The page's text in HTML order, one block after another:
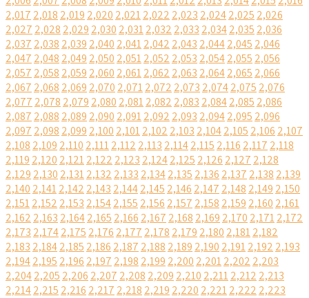
2,017 2,018 2,019 2,020 2,0212,022 2,023 2,0242,025 2,026
2,027 2,028 2,029 2,030 2,0312,032 2,033 2,0342,035 2,036
2,037 2,038 2,039 2,040 2,0412,042 2,043 2,0442,045 2,046
2,047 2,048 2,049 2,050 2,0512,052 2,053 2,0542,055 2,056
2,057 2,058 2,059 2,060 2,0612,062 2,063 2,0642,065 2,066
2,067 2,068 2,069 2,070 2,0712,072 2,073 2,0742,075 2,076
2,077 2,078 2,079 2,080 2,0812,082 2,083 2,0842,085 2,086
2,087 2,088 2,089 2,090 2,0912,092 2,093 2,0942,095 2,096
2,097 2,098 2,099 2,100 2,1012,102 2,103 2,1042,105 2,106 2,107
2,108 2,109 2,110 2,1112,112 2,113 2,1142,115 2,116 2,117 2,118
2,119 2,120 2,1212,122 2,123 2,1242,125 2,126 2,127 2,128
2,129 2,130 2,1312,132 2,133 2,1342,135 2,136 2,137 2,138 2,139
2,140 2,1412,142 2,143 2,1442,145 2,146 2,147 2,148 2,149 2,150
2,1512,152 2,153 2,1542,155 2,156 2,157 2,158 2,159 2,160 2,161
2,162 2,163 2,1642,165 2,166 2,167 2,168 2,169 2,170 2,1712,172
2,173 2,1742,175 2,176 2,177 2,178 2,179 2,180 2,1812,182
2,183 2,1842,185 2,186 2,187 2,188 2,189 2,190 2,1912,192 2,193
2,1942,195 2,196 2,197 2,198 2,199 2,200 2,2012,202 2,203
2,2042,205 2,206 2,207 2,208 2,209 2,210 2,2112,212 2,213
2,2142,215 2,216 2,217 2,218 2,219 2,220 2,2212,222 2,223